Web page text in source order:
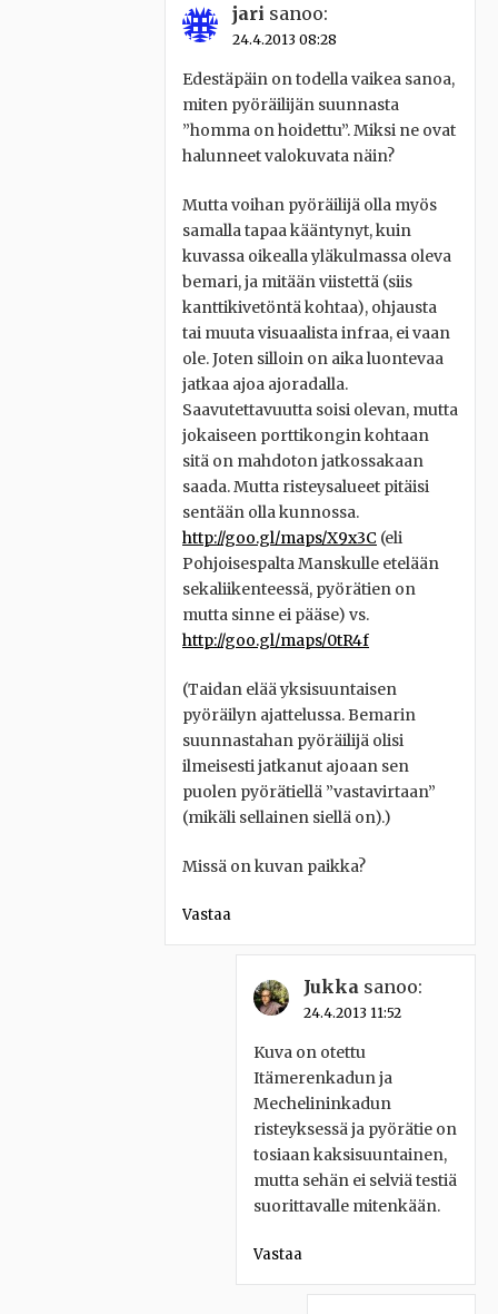
jari sanoo:
24.4.2013 08:28
Edestäpäin on todella vaikea sanoa,
miten pyöräilijän suunnasta
”homma on hoidettu”. Miksi ne ovat
halunneet valokuvata näin?
Mutta voihan pyöräilijä olla myös
samalla tapaa kääntynyt, kuin
kuvassa oikealla yläkulmassa oleva
bemari, ja mitään viistettä (siis
kanttikivetöntä kohtaa), ohjausta
tai muuta visuaalista infraa, ei vaan
ole. Joten silloin on aika luontevaa
jatkaa ajoa ajoradalla.
Saavutettavuutta soisi olevan, mutta
jokaiseen porttikongin kohtaan
sitä on mahdoton jatkossakaan
saada. Mutta risteysalueet pitäisi
sentään olla kunnossa.
http://goo.gl/maps/X9x3C (eli
Pohjoisespalta Manskulle etelään
sekaliikenteessä, pyörätien on
mutta sinne ei pääse) vs.
http://goo.gl/maps/0tR4f
(Taidan elää yksisuuntaisen
pyöräilyn ajattelussa. Bemarin
suunnastahan pyöräilijä olisi
ilmeisesti jatkanut ajoaan sen
puolen pyörätiellä ”vastavirtaan”
(mikäli sellainen siellä on).)
Missä on kuvan paikka?
Vastaa
Jukka sanoo:
24.4.2013 11:52
Kuva on otettu
Itämerenkadun ja
Mechelininkadun
risteyksessä ja pyörätie on
tosiaan kaksisuuntainen,
mutta sehän ei selviä testiä
suorittavalle mitenkään.
Vastaa